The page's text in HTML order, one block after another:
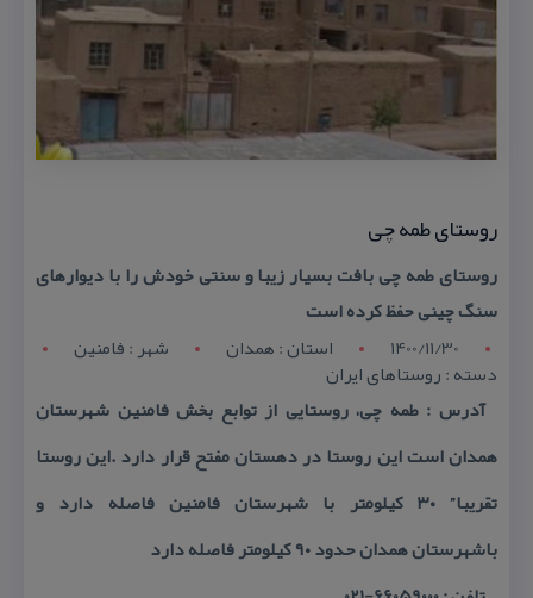
روستای طمه چی
روستای طمه چی بافت بسیار زیبا و سنتی خودش را با دیوارهای
سنگ چینی حفظ كرده است
1400/11/30
استان : همدان شهر : فامنین
دسته : روستاهای ایران
آدرس : طمه چی، روستایی از توابع بخش فامنین شهرستان
همدان است این روستا در دهستان مفتح قرار دارد .این روستا
تقریبا” ۳۰ كیلومتر با شهرستان فامنین فاصله دارد و
باشهرستان همدان حدود ۹۰ كیلومتر فاصله دارد